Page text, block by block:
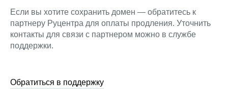
Если вы хотите сохранить домен — обратитесь к
партнеру Руцентра для оплаты продления. Уточнить
контакты для связи с партнером можно в службе
поддержки.
Обратиться в поддержку